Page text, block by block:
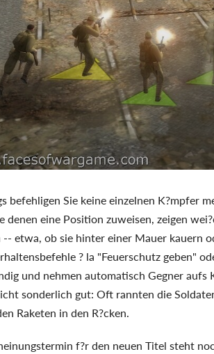
befehligen Sie keine einzelnen K?mpfer
denen eine Position zuweisen, zeigen
etwa, ob sie hinter einer Mauer kauern
? la "Feuerschutz geben"
und nehmen automatisch Gegner
sonderlich gut: Oft rannten die
Raketen in den R?cken.
f?r den neuen Titel steht